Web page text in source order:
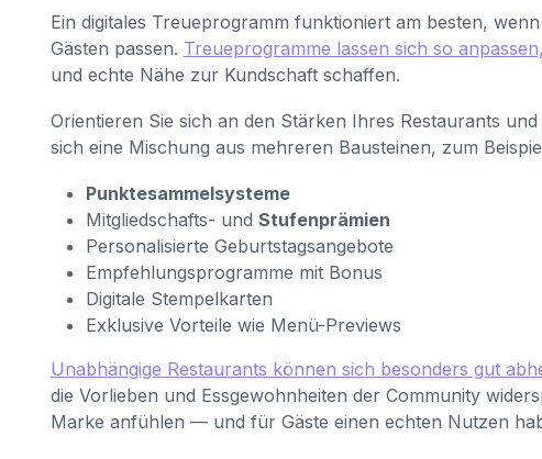
Ein digitales Treueprogramm funktioniert am besten,
Gästen passen. Treueprogramme lassen sich so
und echte Nähe zur Kundschaft schaffen.
Orientieren Sie sich an den Stärken Ihres Restaurants
sich eine Mischung aus mehreren Bausteinen, zum
Punktesammelsysteme
Mitgliedschafts- und Stufenprämien
Personalisierte Geburtstagsangebote
Empfehlungsprogramme mit Bonus
Digitale Stempelkarten
Exklusive Vorteile wie Menü-Previews
Unabhängige Restaurants können sich besonders gut
die Vorlieben und Essgewohnheiten der Community
Marke anfühlen — und für Gäste einen echten Nutzen